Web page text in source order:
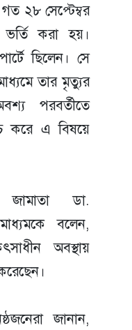
২৮ সেপ্টেম্বর
ভর্তি করা হয়।
ছিলেন। সে
তার মৃত্যুর
পরবর্তীতে
করে এ বিষয়ে
ডা.
বলেন,
অবস্থায়
জানান,